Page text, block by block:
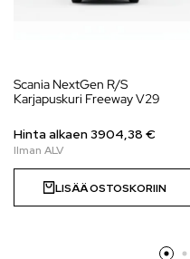
Scania NextGen R/S
Karjapuskuri Freeway V29
Hinta alkaen3904,38 €
LISÄÄ OSTOSKORIIN